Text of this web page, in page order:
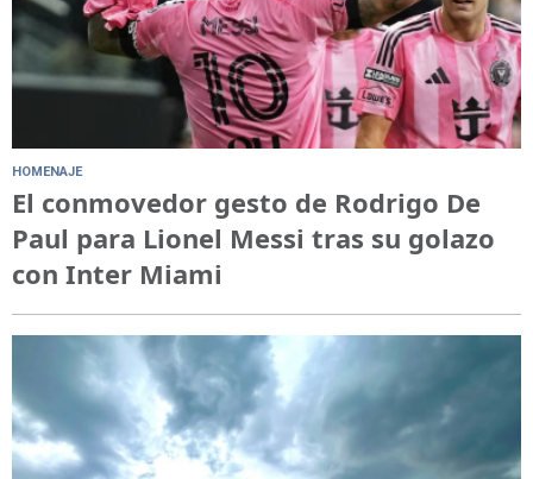
HOMENAJE
El conmovedor gesto de Rodrigo De
Paul para Lionel Messi tras su golazo
con Inter Miami